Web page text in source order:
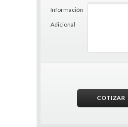
Información
Adicional